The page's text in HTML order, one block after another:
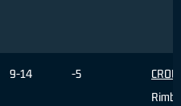
9-14 -5